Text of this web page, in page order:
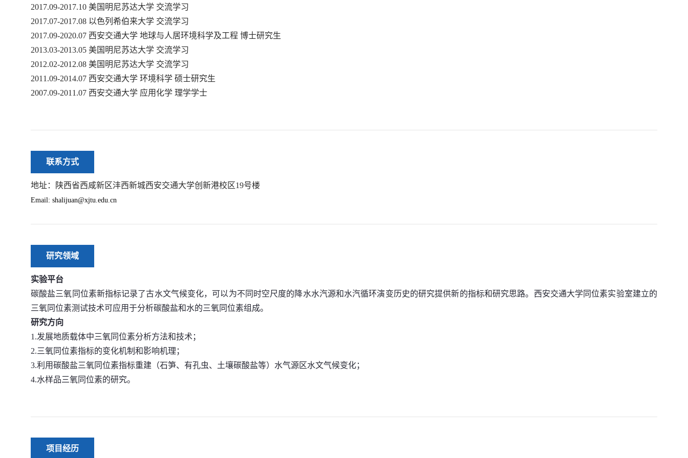
2017.09-2017.10 美国明尼苏达大学 交流学习
2017.07-2017.08 以色列希伯来大学 交流学习
2017.09-2020.07 西安交通大学 地球与人居环境科学及工程 博士研究生
2013.03-2013.05 美国明尼苏达大学 交流学习
2012.02-2012.08 美国明尼苏达大学 交流学习
2011.09-2014.07 西安交通大学 环境科学 硕士研究生
2007.09-2011.07 西安交通大学 应用化学 理学学士
联系方式
地址：陕西省西咸新区沣西新城西安交通大学创新港校区19号楼
Email: shalijuan@xjtu.edu.cn
研究领域
实验平台
碳酸盐三氧同位素新指标记录了古水文气候变化，可以为不同时空尺度的降水水汽源和水汽循环演变历史的研究提供新的指标和研究思路。西安交通大学同位素实验室建立的
三氧同位素测试技术可应用于分析碳酸盐和水的三氧同位素组成。
研究方向
1.发展地质载体中三氧同位素分析方法和技术；
2.三氧同位素指标的变化机制和影响机理；
3.利用碳酸盐三氧同位素指标重建（石笋、有孔虫、土壤碳酸盐等）水气源区水文气候变化；
4.水样品三氧同位素的研究。
项目经历